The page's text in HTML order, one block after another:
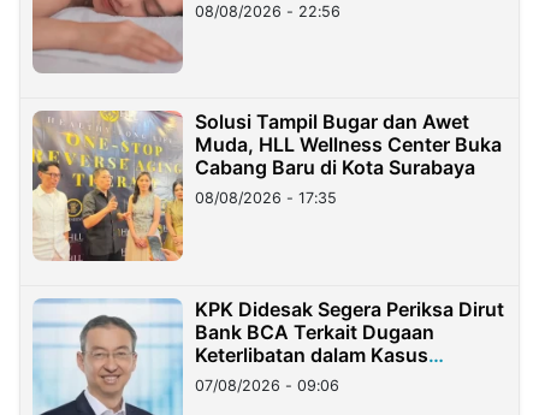
08/08/2026 - 22:56
Solusi Tampil Bugar dan Awet
Muda, HLL Wellness Center Buka
Cabang Baru di Kota Surabaya
08/08/2026 - 17:35
KPK Didesak Segera Periksa Dirut
Bank BCA Terkait Dugaan
Keterlibatan dalam Kasus
Hilangnya Dana Nasabah Rp2,58
Miliar
07/08/2026 - 09:06